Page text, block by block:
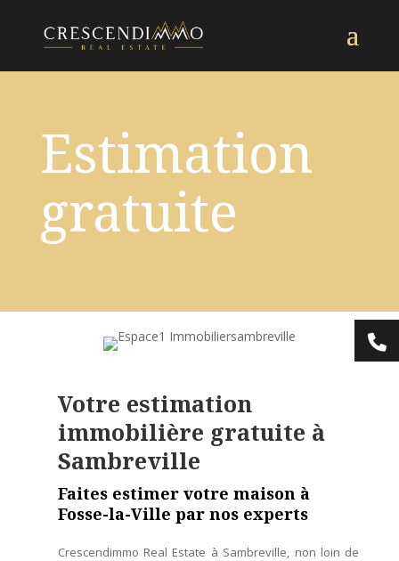
Estimation
gratuite
Votre estimation
immobilière gratuite à
Sambreville
Faites estimer votre maison à
Fosse-la-Ville par nos experts
Crescendimmo Real Estate à Sambreville, non loin de